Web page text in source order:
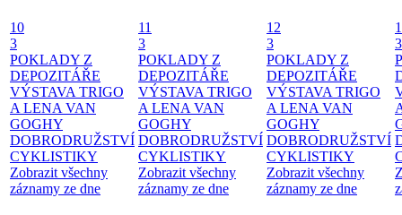
10
3
POKLADY Z
DEPOZITÁŘE
VÝSTAVA TRIGO
A LENA VAN
GOGHY
DOBRODRUŽSTVÍ
CYKLISTIKY
Zobrazit všechny
záznamy ze dne
11
3
POKLADY Z
DEPOZITÁŘE
VÝSTAVA TRIGO
A LENA VAN
GOGHY
DOBRODRUŽSTVÍ
CYKLISTIKY
Zobrazit všechny
záznamy ze dne
12
3
POKLADY Z
DEPOZITÁŘE
VÝSTAVA TRIGO
A LENA VAN
GOGHY
DOBRODRUŽSTVÍ
CYKLISTIKY
Zobrazit všechny
záznamy ze dne
3